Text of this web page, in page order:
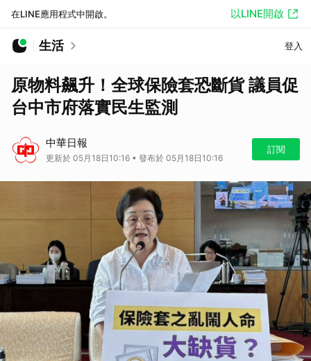
在LINE應用程式中開啟。 以LINE開啟
生活 登入
原物料飆升！全球保險套恐斷貨 議員促
台中市府落實民生監測
中華日報
更新於 05月18日10:16 • 發布於 05月18日10:16
訂閱